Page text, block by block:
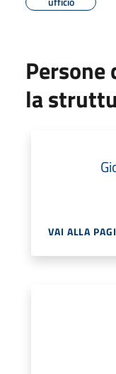
Persone
la
VAI ALLA